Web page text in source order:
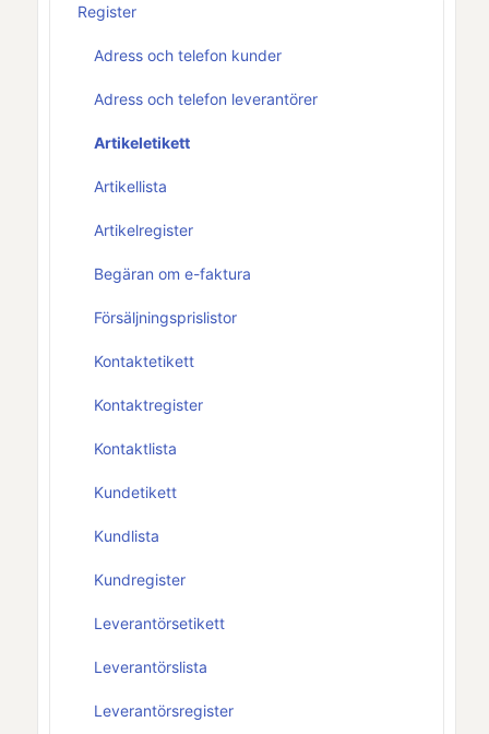
Register
Adress och telefon kunder
Adress och telefon leverantörer
Artikeletikett
Artikellista
Artikelregister
Begäran om e-faktura
Försäljningsprislistor
Kontaktetikett
Kontaktregister
Kontaktlista
Kundetikett
Kundlista
Kundregister
Leverantörsetikett
Leverantörslista
Leverantörsregister